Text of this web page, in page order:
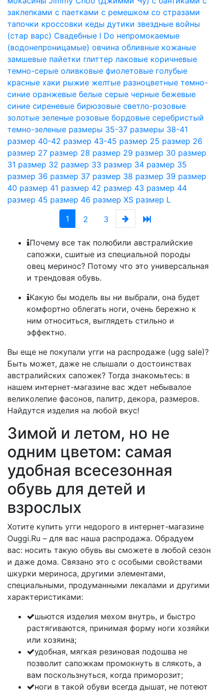
заклепками с паетками с ремешком со стразами
тапочки кроссовки кеды дутики звездные войны
(стар варс) Свадебные I Do непромокаемые
(водонепроницамые) овчина обливные кожаные
замшевые пайетки глиттер лаковые коричневые
темно-серые оливковые фиолетовые голубые
красные хаки рыжие желтые разноцветные темно-
синие оранжевые белые серые черные бежевые
синие сиреневые бирюзовые светло-розовые
золотые зеленые розовые бордовые серебристый
темно-зеленые размеры 35-37 размеры 38-41
размер 40-42 размер 43-45 размер 25 размер 26
размер 27 размер 28 размер 29 размер 30 размер
31 размер 32 размер 33 размер 34 размер 35
размер 36 размер 37 размер 38 размер 39 размер
40 размер 41 размер 42 размер 43 размер 44
размер 45 размер 46 размер XS размер L
1 (current)
2 3 Next
Почему все так полюбили австралийские
сапожки, сшитые из специальной породы
овец меринос? Потому что это универсальная
и трендовая обувь.
Какую бы модель вы ни выбрали, она будет
комфортно облегать ноги, очень бережно к
ним относиться, выглядеть стильно и
эффектно.
Вы еще не покупали угги на распродаже (ugg sale)?
Быть может, даже не слышали о достоинствах
австралийских сапожек? Тогда знакомьтесь: в
нашем интернет-магазине вас ждет небывалое
великолепие фасонов, палитр, декора, размеров.
Найдутся изделия на любой вкус!
Зимой и летом, но не
одним цветом: самая
удобная всесезонная
обувь для детей и
взрослых
Хотите купить угги недорого в интернет-магазине
Ouggi.Ru – для вас наша распродажа. Обрадуем
вас: носить такую обувь вы сможете в любой сезон
и даже дома. Связано это с особыми свойствами
шкурки мериноса, другими элементами,
специальными, продуманными лекалами и другими
характеристиками:
шьются изделия мехом внутрь, и быстро
растягиваются, принимая форму ноги хозяйки
или хозяина;
удобная, мягкая резиновая подошва не
позволит сапожкам промокнуть в слякоть, а
вам поскользнуться, когда приморозит;
ноги в такой обуви всегда дышат, не потеют